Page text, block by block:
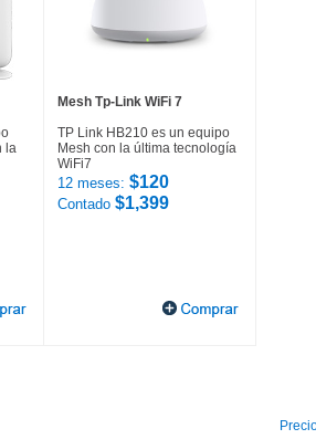
la
Mesh Tp-Link WiFi 7
TP Link HB210 es un equipo
Mesh con la última tecnología
WiFi7
12 meses: $120
Contado $1,399